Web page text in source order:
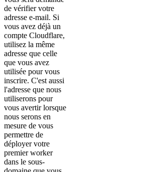
de vérifier votre
adresse e-mail. Si
vous avez déjà un
compte Cloudflare,
utilisez la même
adresse que celle
que vous avez
utilisée pour vous
inscrire. C'est aussi
l'adresse que nous
utiliserons pour
vous avertir lorsque
nous serons en
mesure de vous
permettre de
déployer votre
premier worker
dans le sous-